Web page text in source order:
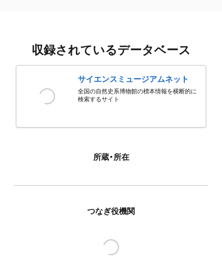
収録されているデータベース
サイエンスミュージアムネット
全国の自然史系博物館の標本情報を横断的に
検索するサイト
所蔵・所在
つなぎ役機関